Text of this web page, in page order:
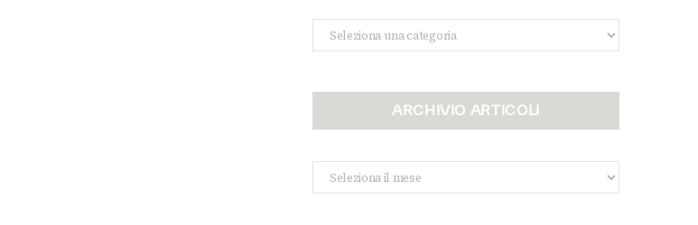
Categorie
ARCHIVIO ARTICOLI
Archivio
Articoli